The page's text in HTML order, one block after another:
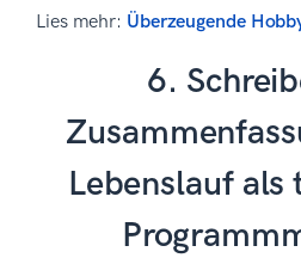
Lies mehr: Überzeugende
6.
Lebenslauf als